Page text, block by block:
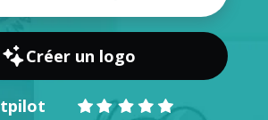
Créer un logo